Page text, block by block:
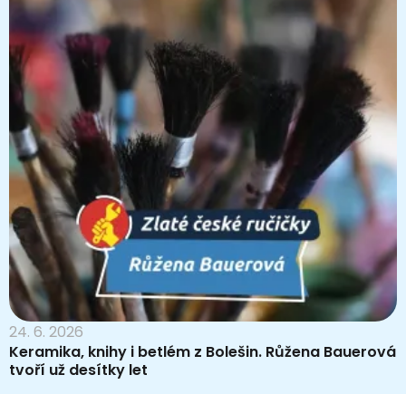
24. 6. 2026
Keramika, knihy i betlém z Bolešin. Růžena Bauerová
tvoří už desítky let